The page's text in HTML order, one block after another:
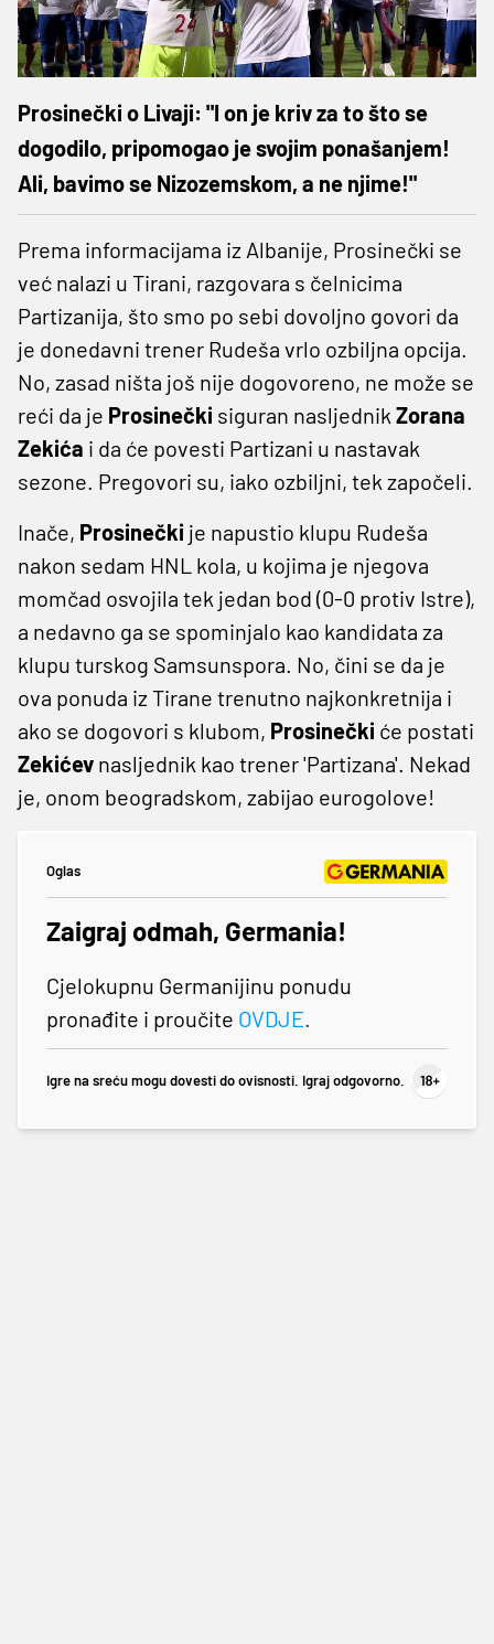
Prosinečki o Livaji: "I on je kriv za to što se
dogodilo, pripomogao je svojim ponašanjem!
Ali, bavimo se Nizozemskom, a ne njime!"
Prema informacijama iz Albanije, Prosinečki se
već nalazi u Tirani, razgovara s čelnicima
Partizanija, što smo po sebi dovoljno govori da
je donedavni trener Rudeša vrlo ozbiljna opcija.
No, zasad ništa još nije dogovoreno, ne može se
reći da je Prosinečki siguran nasljednik Zorana
Zekića i da će povesti Partizani u nastavak
sezone. Pregovori su, iako ozbiljni, tek započeli.
Inače, Prosinečki je napustio klupu Rudeša
nakon sedam HNL kola, u kojima je njegova
momčad osvojila tek jedan bod (0-0 protiv Istre),
a nedavno ga se spominjalo kao kandidata za
klupu turskog Samsunspora. No, čini se da je
ova ponuda iz Tirane trenutno najkonkretnija i
ako se dogovori s klubom, Prosinečki će postati
Zekićev nasljednik kao trener 'Partizana'. Nekad
je, onom beogradskom, zabijao eurogolove!
Oglas
Zaigraj odmah, Germania!
Cjelokupnu Germanijinu ponudu
pronađite i proučite OVDJE.
Igre na sreću mogu dovesti do ovisnosti. Igraj odgovorno.